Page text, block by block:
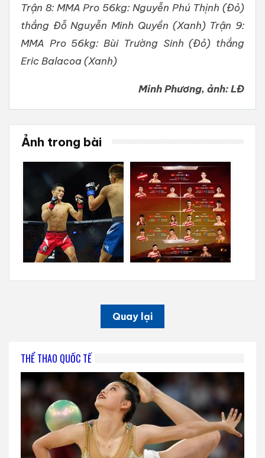
Trận 8: MMA Pro 56kg: Nguyễn Phú Thịnh (Đỏ)
thắng Đỗ Nguyễn Minh Quyền (Xanh) Trận 9:
MMA Pro 56kg: Bùi Trường Sinh (Đỏ) thắng
Eric Balacoa (Xanh)
Minh Phương, ảnh: LĐ
Ảnh trong bài
Quay lại
THỂ THAO QUỐC TẾ